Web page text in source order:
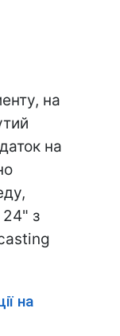
на
на
24" з
на